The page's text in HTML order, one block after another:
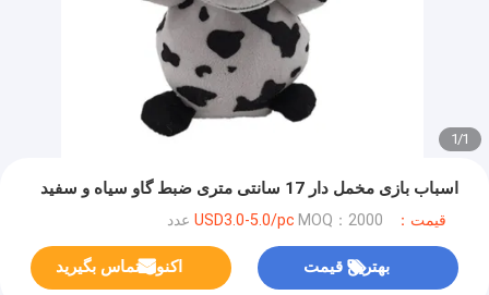
1
/
1
اسباب بازی مخمل دار 17 سانتی متری ضبط گاو سیاه و سفید
قیمت：USD3.0-5.0/pc MOQ：2000 عدد
بهترین قیمت اکنون تماس بگیرید